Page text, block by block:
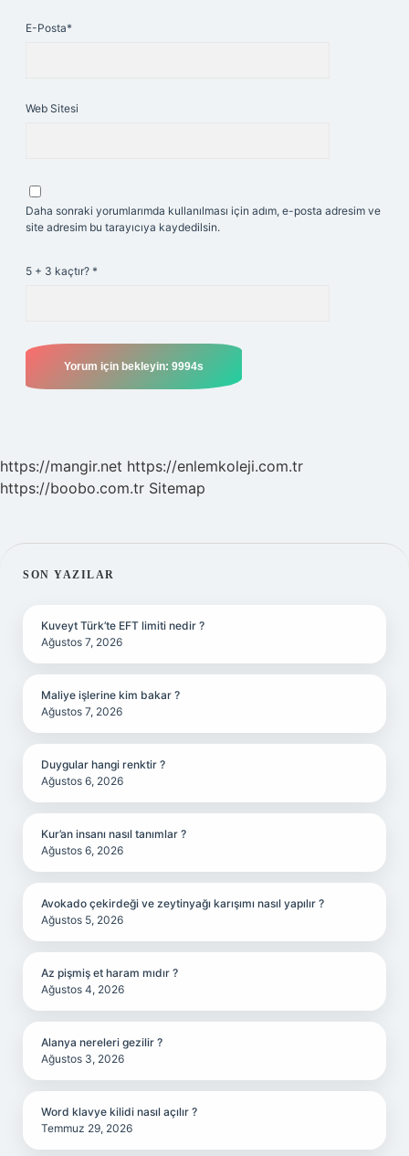
E-Posta*
Web Sitesi
Daha sonraki yorumlarımda kullanılması için adım, e-posta adresim ve
site adresim bu tarayıcıya kaydedilsin.
5 + 3 kaçtır? *
https://mangir.net https://enlemkoleji.com.tr
https://boobo.com.tr Sitemap
SIDEBAR
SON YAZILAR
Kuveyt Türk’te EFT limiti nedir ?
Ağustos 7, 2026
Maliye işlerine kim bakar ?
Ağustos 7, 2026
Duygular hangi renktir ?
Ağustos 6, 2026
Kur’an insanı nasıl tanımlar ?
Ağustos 6, 2026
Avokado çekirdeği ve zeytinyağı karışımı nasıl yapılır ?
Ağustos 5, 2026
Az pişmiş et haram mıdır ?
Ağustos 4, 2026
Alanya nereleri gezilir ?
Ağustos 3, 2026
Word klavye kilidi nasıl açılır ?
Temmuz 29, 2026